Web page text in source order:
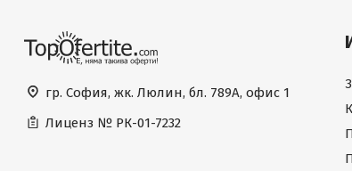
гр. София, жк. Люлин, бл. 789А, офис 1
Лиценз № РК-01-7232